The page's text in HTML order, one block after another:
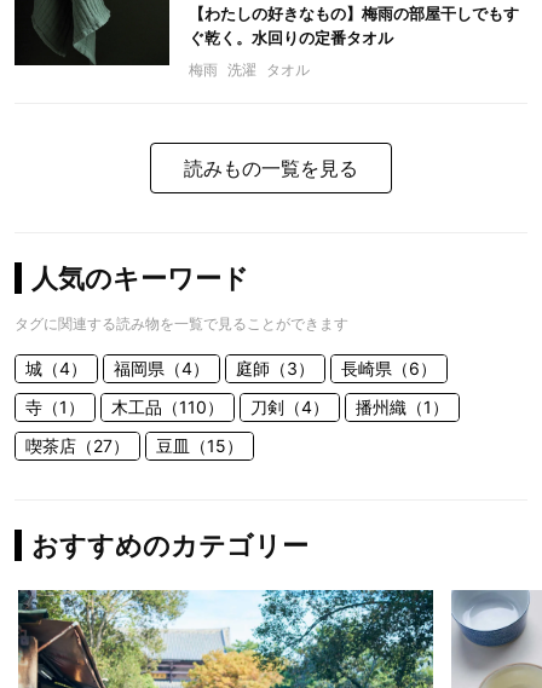
【わたしの好きなもの】梅雨の部屋干しでもす
ぐ乾く。水回りの定番タオル
梅雨 洗濯 タオル
読みもの一覧を見る
人気のキーワード
タグに関連する読み物を一覧で見ることができます
城（4） 福岡県（4） 庭師（3）
長崎県（6）
寺（1）
木工品（110） 刀剣（4）
播州織（1）
喫茶店（27）
豆皿（15）
おすすめのカテゴリー